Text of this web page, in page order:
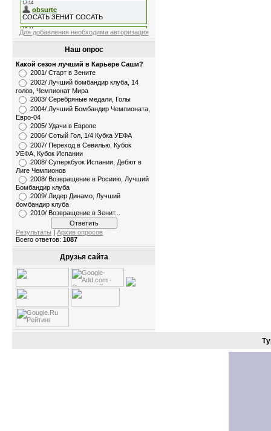
Для добавления необходима авторизация
Наш опрос
Какой сезон лучший в Карьере Саши?
2001/ Старт в Зените
2002/ Лучший бомбандир клуба, 14
голов, Чемпионат Мира
2003/ Серебряные медали, Голы
2004/ Лучший Бомбандир Чемпионата,
Евро-04
2005/ Удачи в Европе
2006/ Сотый Гол, 1/4 Кубка УЕФА
2007/ Переход в Севилью, Кубок
УЕФА, Кубок Испании
2008/ Суперкбуок Испании, Дебют в
Лиге Чемпионов
2008/ Возвращение в Росиию, Лучший
Бомбандир клуба
2009/ Лидер Динамо, Лучший
бомбандир клуба
2010/ Возвращение в Зенит...
Результаты | Архив опросов
Всего ответов: 1087
Друзья сайта